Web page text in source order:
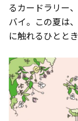
るカードラリー
バイ。この夏は
に触れるひとと